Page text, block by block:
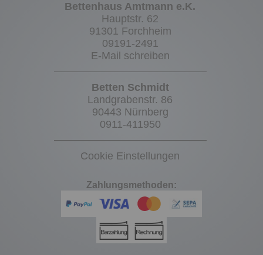
Bettenhaus Amtmann e.K.
Hauptstr. 62
91301 Forchheim
09191-2491
E-Mail schreiben
Betten Schmidt
Landgrabenstr. 86
90443 Nürnberg
0911-411950
Cookie Einstellungen
Zahlungsmethoden: